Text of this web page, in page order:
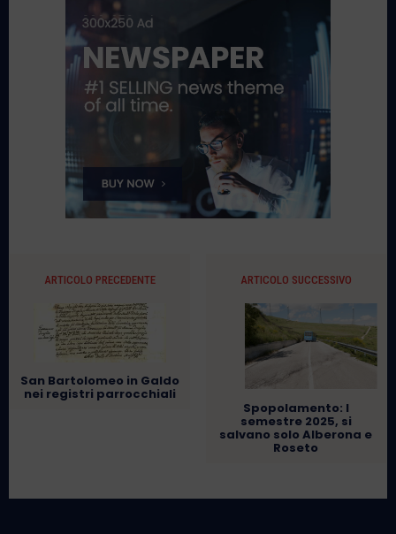
ARTICOLO PRECEDENTE
San Bartolomeo in Galdo
nei registri parrocchiali
ARTICOLO SUCCESSIVO
Spopolamento: I
semestre 2025, si
salvano solo Alberona e
Roseto